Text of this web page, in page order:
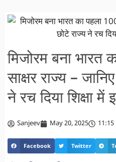
मिजोरम बना भारत
साक्षर राज्य –
ने रच दिया शिक्षा में
Sanjeev May 20, 2025
Facebook Twitter